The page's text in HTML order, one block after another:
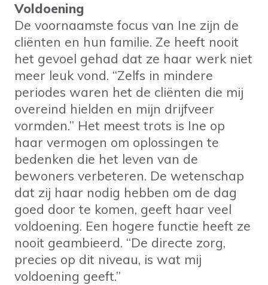
Voldoening
De voornaamste focus van Ine zijn de
cliënten en hun familie. Ze heeft nooit
het gevoel gehad dat ze haar werk niet
meer leuk vond. “Zelfs in mindere
periodes waren het de cliënten die mij
overeind hielden en mijn drijfveer
vormden.” Het meest trots is Ine op
haar vermogen om oplossingen te
bedenken die het leven van de
bewoners verbeteren. De wetenschap
dat zij haar nodig hebben om de dag
goed door te komen, geeft haar veel
voldoening. Een hogere functie heeft ze
nooit geambieerd. “De directe zorg,
precies op dit niveau, is wat mij
voldoening geeft.”